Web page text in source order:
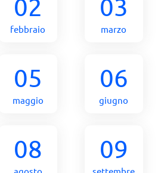
02
febbraio
03
marzo
05
maggio
06
giugno
08 09